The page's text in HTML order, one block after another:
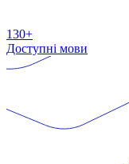
130+
Доступні мови